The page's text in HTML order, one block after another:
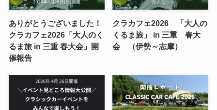
ありがとうございました！
クラカフェ2026「大人のく
るま旅 in 三重 春大会」開
催報告
クラカフェ2026 「大人の
くるま旅」 in 三重 春大
会 （伊勢～志摩）